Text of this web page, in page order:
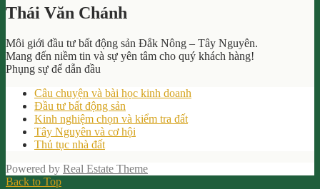
Thái Văn Chánh
Môi giới đầu tư bất động sản Đắk Nông – Tây Nguyên.
Mang đến niềm tin và sự yên tâm cho quý khách hàng!
Phụng sự để dẫn đầu
Câu chuyện và bài học kinh doanh
Đầu tư bất động sản
Kinh nghiệm chọn và kiểm tra đất
Tây Nguyên và cơ hội
Thủ tục nhà đất
Powered by Real Estate Theme
Back to Top